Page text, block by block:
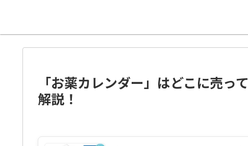
「お薬カレンダー」はどこに売
解説！